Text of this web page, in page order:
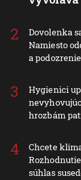
Dovolenka
Namiesto
a
Hygienici
hrozbám
Chcete
súhlas